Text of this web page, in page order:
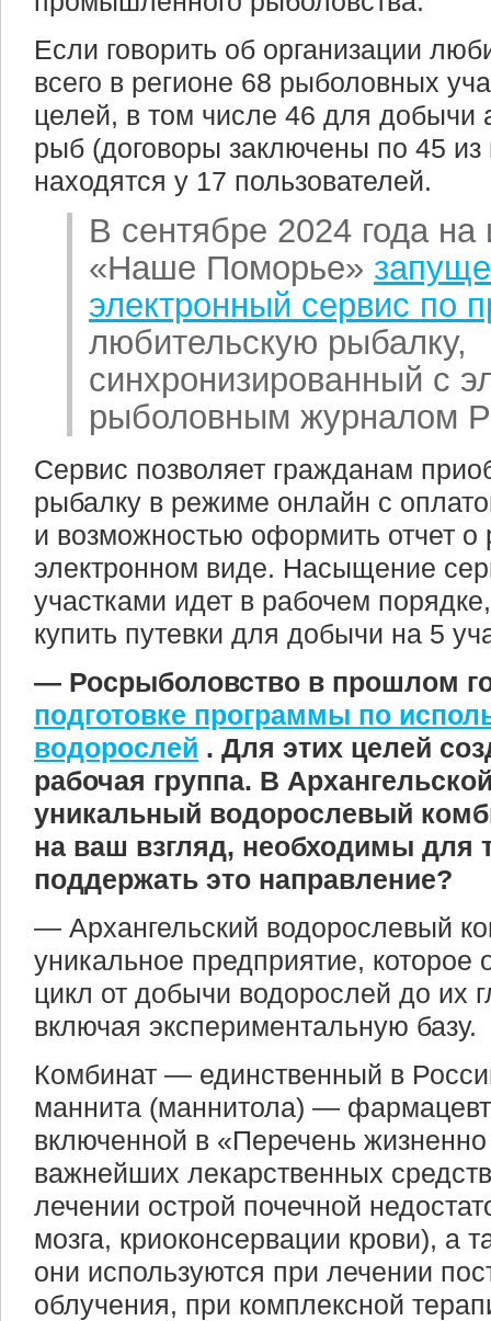
Если говорить об организации
всего в регионе 68 рыболовных
целей, в том числе 46 для добычи
рыб (договоры заключены по 45 из
находятся у 17 пользователей.
В сентябре 2024 года на
«Наше Поморье»
электронный сервис по
любительскую рыбалку,
синхронизированный с
рыболовным журналом
Сервис позволяет гражданам
рыбалку в режиме онлайн с
и возможностью оформить отчет о
электронном виде. Насыщение
участками идет в рабочем
купить путевки для добычи на 5
— Росрыболовство в прошлом
подготовке программы по
водорослей . Для этих целей
рабочая группа. В
уникальный водорослевый
на ваш взгляд, необходимы для
поддержать это направление?
— Архангельский водорослевый
уникальное предприятие, которое
цикл от добычи водорослей до их
включая экспериментальную базу.
Комбинат — единственный в
маннита (маннитола) —
включенной в «Перечень
важнейших лекарственных
лечении острой почечной
мозга, криоконсервации крови), а
они используются при лечении
облучения, при комплексной